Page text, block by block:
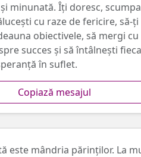
minunată. Îţi doresc, scumpa
cu raze de fericire, să-ţi
obiectivele, să mergi cu
succes şi să întâlneşti
în suflet.
Copiază mesajul
este mândria părinților. La